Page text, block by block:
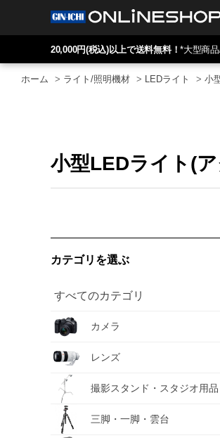
20,000円(税込)以上で送料無料！*大型商
ホーム > ライト/照明機材 > LEDライト > 小
小型LEDライト(ア
カテゴリを選ぶ
すべてのカテゴリ
カメラ
レンズ
撮影スタンド・スタジオ用品
三脚・一脚・雲台